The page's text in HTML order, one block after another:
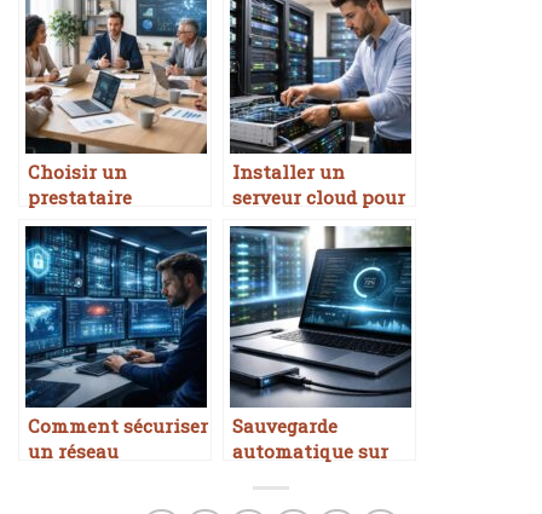
Choisir un
prestataire
informatique
Installer un
serveur cloud pour
PME
Comment sécuriser
un réseau
Sauvegarde
automatique sur